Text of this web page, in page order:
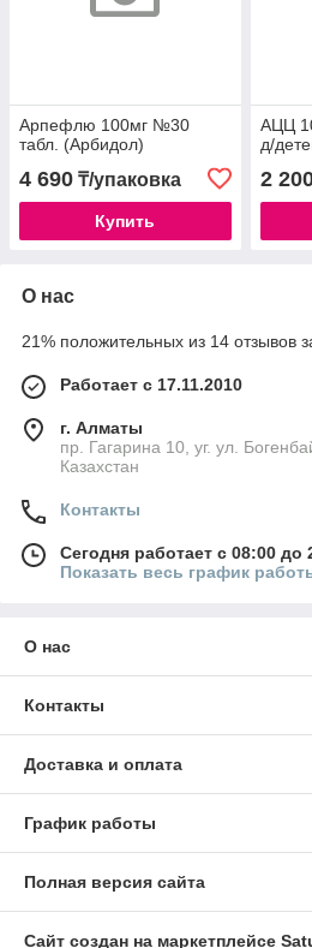
Арпефлю 100мг №30
табл. (Арбидол)
4 690 ₸/упаковка
Купить
АЦЦ
д/
2
О нас
21% положительных из 14 отзывов
Работает с 17.11.2010
г. Алматы
пр. Гагарина 10, уг. ул.
Казахстан
Контакты
Сегодня работает с 08:00 до
Показать весь график
О нас
Контакты
Доставка и оплата
График работы
Полная версия сайта
Сайт создан на маркетплейсе